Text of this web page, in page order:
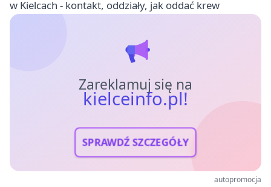
w Kielcach - kontakt, oddziały, jak oddać krew
Zareklamuj się na
kielceinfo.pl!
SPRAWDŹ SZCZEGÓŁY
autopromocja